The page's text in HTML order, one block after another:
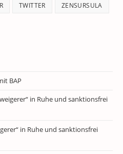
TWITTER ZENSURSULA
BAP
in Ruhe und sanktionsfrei
in Ruhe und sanktionsfrei